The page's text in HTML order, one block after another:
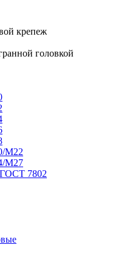
крепеж
головкой
M22
М27
7802